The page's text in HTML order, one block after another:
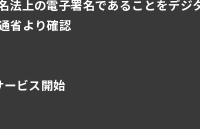
法上の電子署名であることをデ
省より確認
ービス開始